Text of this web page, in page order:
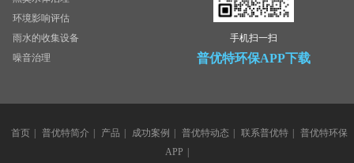
环境影响评估
雨水的收集设备
噪音治理
手机扫一扫
普优特环保APP下载
首页 普优特简介 产品 成功案例 普优特动态 联系普优特
普优特环保
APP